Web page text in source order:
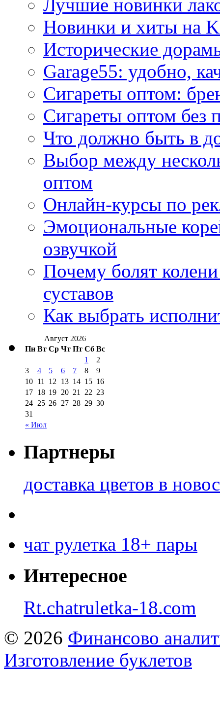
Лучшие новинки
Новинки и хиты на
Исторические
Garage55: удобно,
Сигареты оптом:
Сигареты оптом без
Что должно быть в
Выбор между
оптом
Онлайн-курсы по
Эмоциональные
озвучкой
Почему болят
суставов
Как выбрать
Август 2026
Пн Вт Ср Чт Пт Сб Вс
« Июл
1
2
3
4 5 6 7 8
9
10 11 12 13 14 15 16
17 18 19 20 21 22 23
24 25 26 27 28 29 30
31
Партнеры
доставка цветов в
чат рулетка 18+ пары
Интересное
Rt.chatruletka-18.com
© 2026 Финансово
Изготовление буклетов